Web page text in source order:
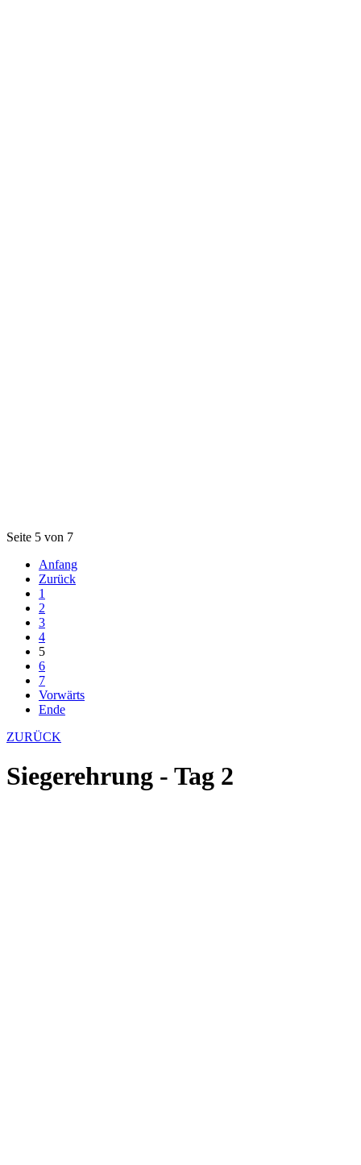
Seite 5 von 7
Anfang
Zurück
1
2
3
4
5
6
7
Vorwärts
Ende
ZURÜCK
Siegerehrung - Tag 2